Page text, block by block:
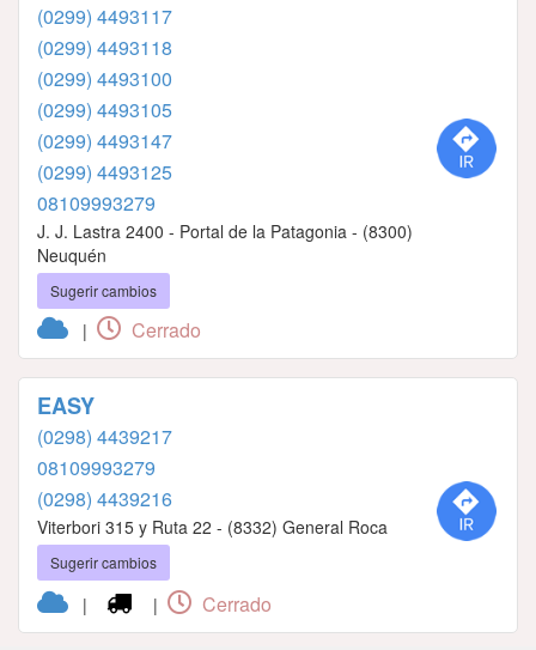
(0299) 4493117
(0299) 4493118
(0299) 4493100
(0299) 4493105
(0299) 4493147
(0299) 4493125
08109993279
J. J. Lastra 2400 - Portal de la Patagonia - (8300)
Neuquén
Sugerir cambios
| Cerrado
EASY
(0298) 4439217
08109993279
(0298) 4439216
Viterbori 315 y Ruta 22 - (8332) General Roca
Sugerir cambios
| | Cerrado